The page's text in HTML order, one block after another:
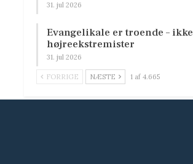
31. jul 2026
Evangelikale er troende – ikke
højreekstremister
31. jul 2026
FORRIGE NÆSTE 1 af 4.665